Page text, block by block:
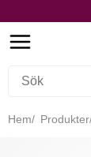
Hem Produkter